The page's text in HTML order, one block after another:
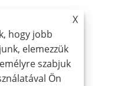
X
hogy jobb
elemezzük
szabjuk
Ön